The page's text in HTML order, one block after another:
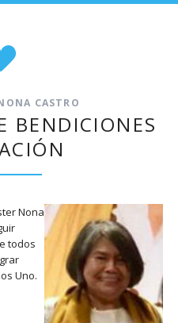
CASTRO
BENDICIONES
Nona
todos
Uno.